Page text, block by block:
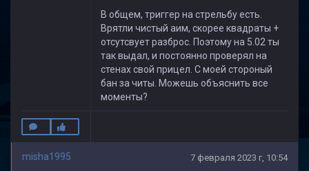
В общем, триггер на стрельбу есть.
Врятли чистый аим, скорее квадраты +
отсутсвует разброс. Поэтому на 5.02 ты
так выдал, и постоянно проверял на
стенах свой прицел. С моей стороный
бан за читы. Можешь объяснить все
моменты?
misha1995 7 февраля 2023 г, 10:54